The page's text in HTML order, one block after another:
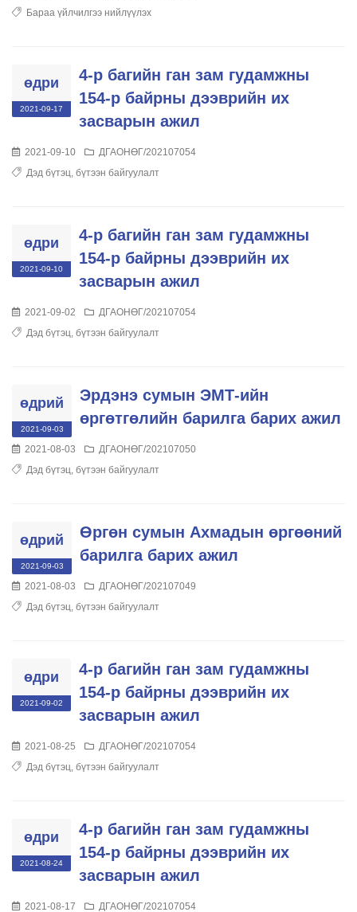
Бараа үйлчилгээ нийлүүлэх
өдри
2021-09-17
4-р багийн ган зам гудамжны
154-р байрны дээврийн их
засварын ажил
2021-09-10
ДГАОНӨГ/202107054
Дэд бүтэц, бүтээн байгуулалт
өдри
2021-09-10
4-р багийн ган зам гудамжны
154-р байрны дээврийн их
засварын ажил
2021-09-02
ДГАОНӨГ/202107054
Дэд бүтэц, бүтээн байгуулалт
өдрий
2021-09-03
Эрдэнэ сумын ЭМТ-ийн
өргөтгөлийн барилга барих ажил
2021-08-03
ДГАОНӨГ/202107050
Дэд бүтэц, бүтээн байгуулалт
өдрий
2021-09-03
Өргөн сумын Ахмадын өргөөний
барилга барих ажил
2021-08-03
ДГАОНӨГ/202107049
Дэд бүтэц, бүтээн байгуулалт
өдри
2021-09-02
4-р багийн ган зам гудамжны
154-р байрны дээврийн их
засварын ажил
2021-08-25
ДГАОНӨГ/202107054
Дэд бүтэц, бүтээн байгуулалт
өдри
2021-08-24
4-р багийн ган зам гудамжны
154-р байрны дээврийн их
засварын ажил
2021-08-17
ДГАОНӨГ/202107054